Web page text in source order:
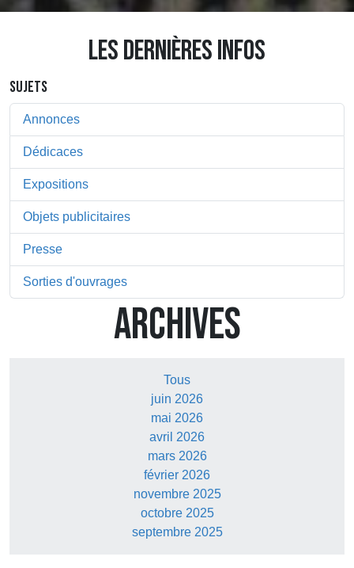
LES DERNIÈRES INFOS
SUJETS
Annonces
Dédicaces
Expositions
Objets publicitaires
Presse
Sorties d'ouvrages
ARCHIVES
Tous
juin 2026
mai 2026
avril 2026
mars 2026
février 2026
novembre 2025
octobre 2025
septembre 2025